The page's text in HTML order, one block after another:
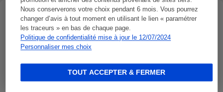
Nous conserverons votre choix pendant 6 mois. Vous pourrez
changer d’avis à tout moment en utilisant le lien « paramétrer
les traceurs » en bas de chaque page.
Politique de confidentialité mise à jour le 12/07/2024
Personnaliser mes choix
TOUT ACCEPTER & FERMER
Gorenje DHNE82
Sèche-linge à condensation - Pompe à chaleur
Abonnez-vous pour découvrir la note